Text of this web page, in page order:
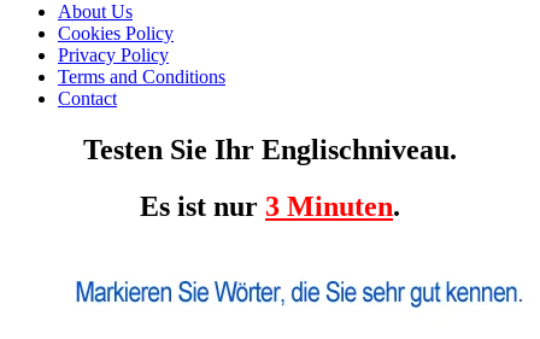
About Us
Cookies Policy
Privacy Policy
Terms and Conditions
Contact
Testen Sie Ihr Englischniveau.
Es ist nur 3 Minuten.